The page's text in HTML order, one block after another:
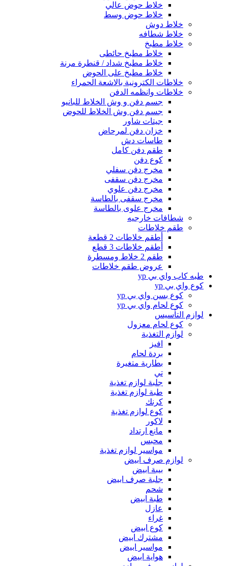
خلاط حوض عالي
خلاط حوض وسط
خلاط دوش
خلاط شطافه
خلاط مطبخ
خلاط مطبخ حائطى
خلاط مطبخ شداد / قنطرة مرنة
خلاط مطبخ على الحوض
خلاطات الكترونية بالاشعة الحمراء
خلاطات وانظمه الدفن
جسم دفن و وش الخلاط للبانيو
جسم دفن وش الخلاط للحوض
جيتات شاور
خزان دفن لمرحاض
طاسات دش
طقم دفن كامل
كوع دفن
مخرج دفن سفلي
مخرج دفن سقفى
مخرج دفن علوي
مخرج سقفى بالطاسة
مخرج علوى بالطاسة
شطافات خارجيه
طقم خلاطات
أطقم خلاطات 2 قطعة
أطقم خلاطات 3 قطع
طقم 2 خلاط ومسطرة
عروض طقم خلاطات
طبه كاب واي بي yp
كوع واي بي yp
كوع بسن واي بي yp
كوع لحام واي بي yp
لوازم التأسيس
كوع لحام معزول
لوازم التغذية
افيز
بردة لحام
بطارية متغيرة
تي
جلبة لوازم تغذية
طبة لوازم تغذية
كرنك
كوع لوازم تغذية
لاكور
مانع ارتداد
محبس
مواسير لوازم تغذية
لوازم صرف ابيض
بيبة ابيض
جلبة صرف ابيض
شحم
طبة ابيض
عازل
غراء
كوع ابيض
مشترك ابيض
مواسير ابيض
هواية ابيض